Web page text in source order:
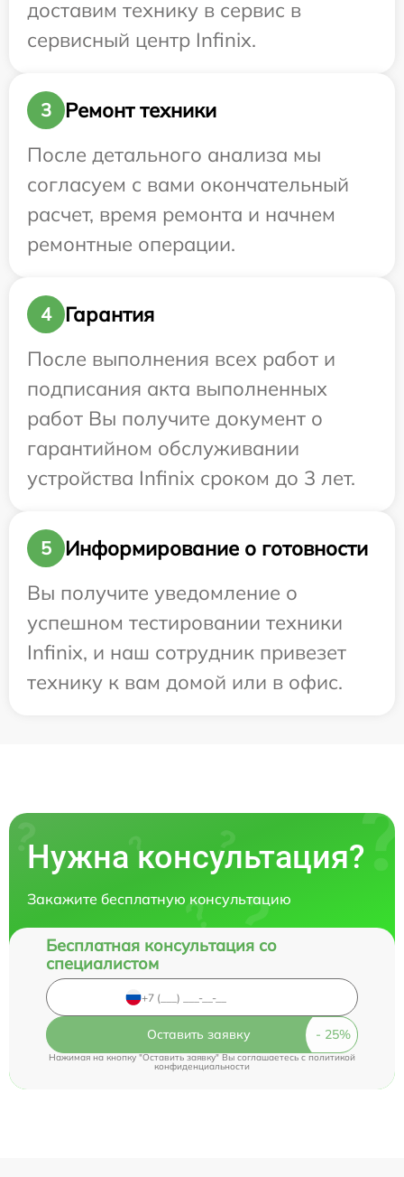
доставим технику в сервис в
сервисный центр Infinix.
3
Ремонт техники
После детального анализа мы
согласуем с вами окончательный
расчет, время ремонта и начнем
ремонтные операции.
4
Гарантия
После выполнения всех работ и
подписания акта выполненных
работ Вы получите документ о
гарантийном обслуживании
устройства Infinix сроком до 3 лет.
5
Информирование о готовности
Вы получите уведомление о
успешном тестировании техники
Infinix, и наш сотрудник привезет
технику к вам домой или в офис.
Нужна консультация?
Закажите бесплатную консультацию
Бесплатная консультация со
специалистом
Оставить заявку
Нажимая на кнопку "Оставить заявку" Вы соглашаетесь c политикой
конфиденциальности